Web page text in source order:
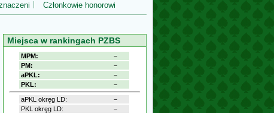
Członkowie honorowi
Miejsca w rankingach PZBS
MPM:
−
PM:
−
aPKL:
−
PKL:
−
aPKL okręg LD:
−
PKL okręg LD:
−